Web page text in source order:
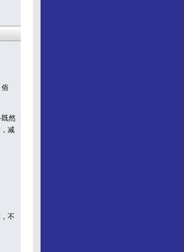
俗
然
减
不